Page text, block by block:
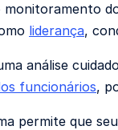
monitoramento
liderança,
análise
funcionários,
permite que